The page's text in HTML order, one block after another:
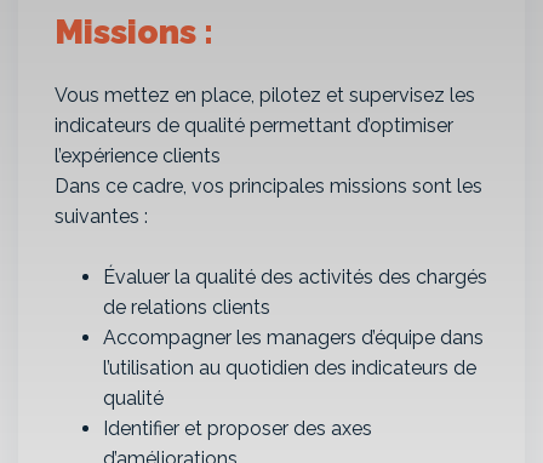
Missions :
Vous mettez en place, pilotez et supervisez les
indicateurs de qualité permettant d’optimiser
l’expérience clients
Dans ce cadre, vos principales missions sont les
suivantes :
Évaluer la qualité des activités des chargés
de relations clients
Accompagner les managers d’équipe dans
l’utilisation au quotidien des indicateurs de
qualité
Identifier et proposer des axes